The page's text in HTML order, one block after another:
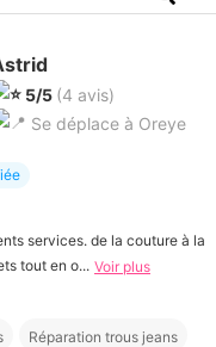
5/5 (4 avis)
Se déplace à Oreye
services. de la couture à la
tout en o... Voir plus
Réparation trous jeans